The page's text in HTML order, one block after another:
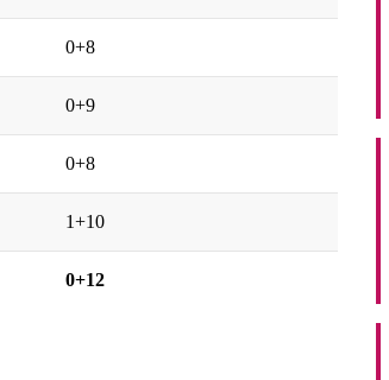
0+8
0+9
0+8
1+10
0+12